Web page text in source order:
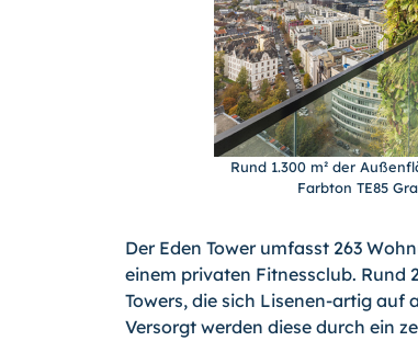
Rund 1.300 m² der
Farbton TE85
Der Eden Tower umfasst 263
einem privaten Fitnessclub. Rund
Towers, die sich Lisenen-artig auf
Versorgt werden diese durch ein